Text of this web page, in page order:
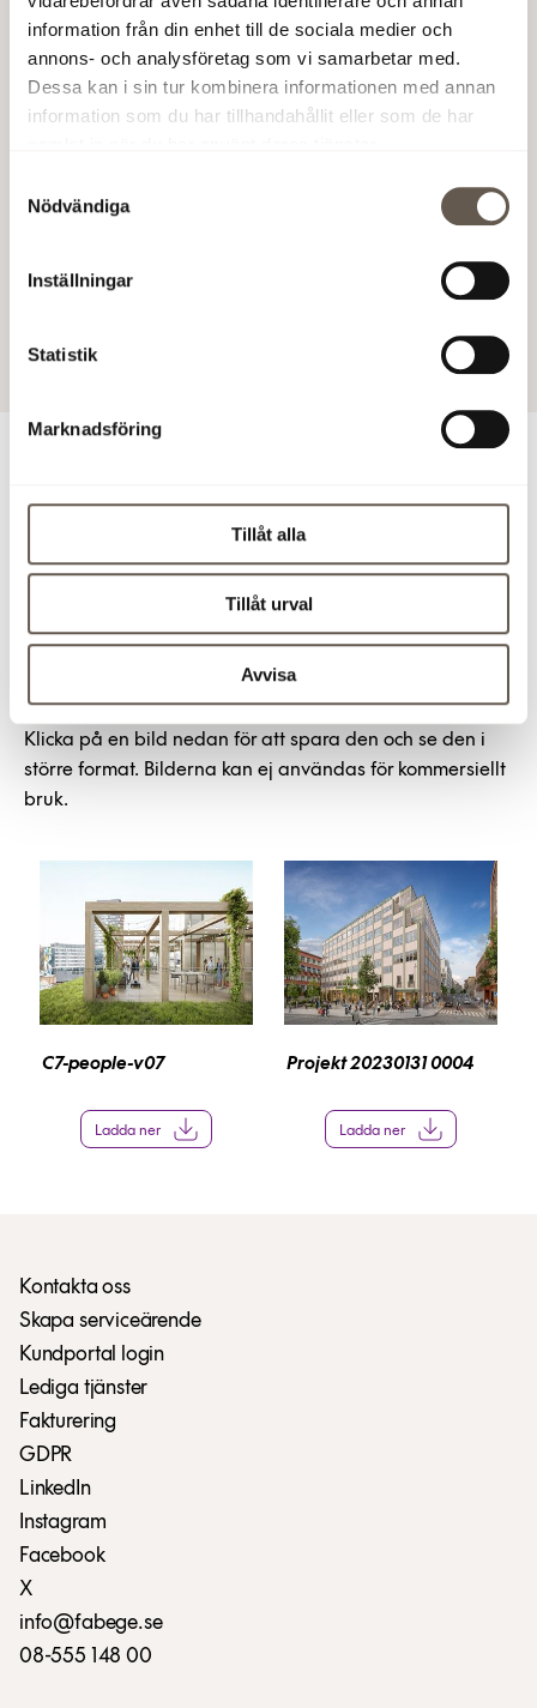
information från din enhet till de sociala medier och
annons- och analysföretag som vi samarbetar med.
Dessa kan i sin tur kombinera informationen med annan
information som du har tillhandahållit eller som de har
Nödvändiga
Inställningar
Statistik
Marknadsföring
Tillåt alla
Tillåt urval
Avvisa
till nya lokaler och att vi stannar i Hammarby Sjöstad.
Fabege är ett företag som delar våra värderingar kring
teknik, hållbarhet och samhällsnytta, vilket gör
samarbetet extra betydelsefullt för oss. Att vi dessutom
Stockholm AB.
Fabege AB (publ)
Johanna Andersson, Uthyrningschef Förvaltning, tel
070-819 81 34,johanna.andersson@fabege.se
Ladda ner pressmeddelandet (PDF)
Klicka på en bild nedan för att spara den och se den i
större format. Bilderna kan ej användas för kommersiellt
bruk.
C7-people-v07
Ladda ner
Projekt 20230131 0004
Ladda ner
Kontakta oss
Skapa serviceärende
Kundportal login
Lediga tjänster
Fakturering
GDPR
LinkedIn
Instagram
Facebook
X
info@fabege.se
08-555 148 00